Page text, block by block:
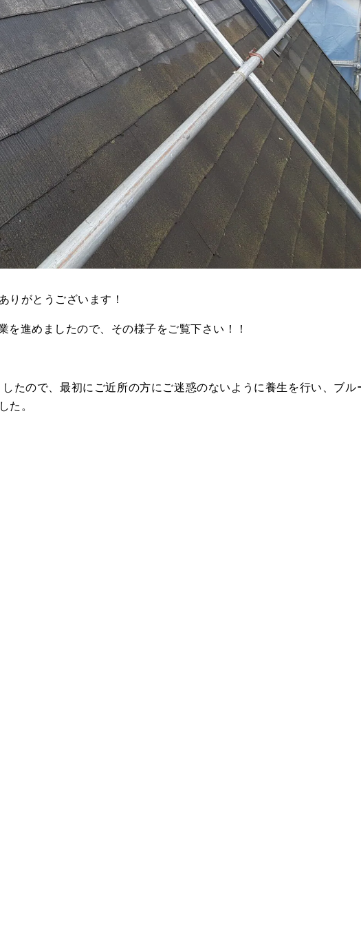
りがとうございます！
進めましたので、その様子をご覧下さい！！
たので、最初にご近所の方にご迷惑のないように養生を行い、ブル
た。